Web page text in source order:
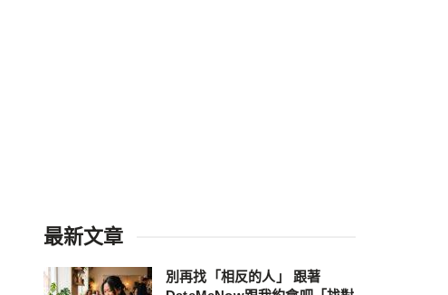
最新文章
別再找「相反的人」 跟著